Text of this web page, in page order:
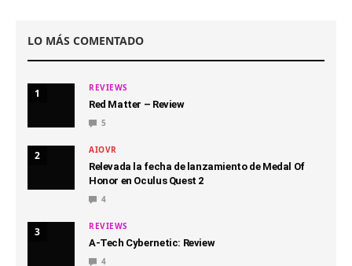
LO MÁS COMENTADO
1 REVIEWS
Red Matter – Review
5
2 AIOVR
Relevada la fecha de lanzamiento de Medal Of
Honor en Oculus Quest 2
4
3 REVIEWS
A-Tech Cybernetic: Review
4